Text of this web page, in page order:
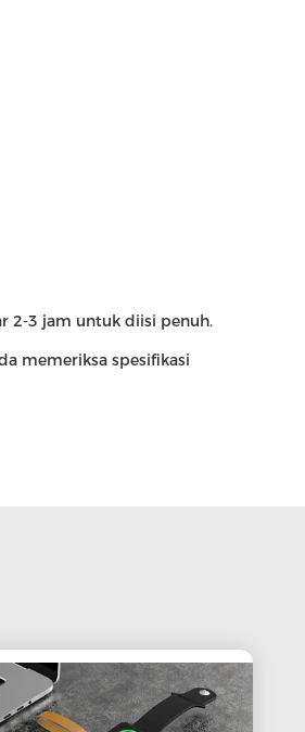
2-3 jam untuk diisi penuh.
memeriksa spesifikasi